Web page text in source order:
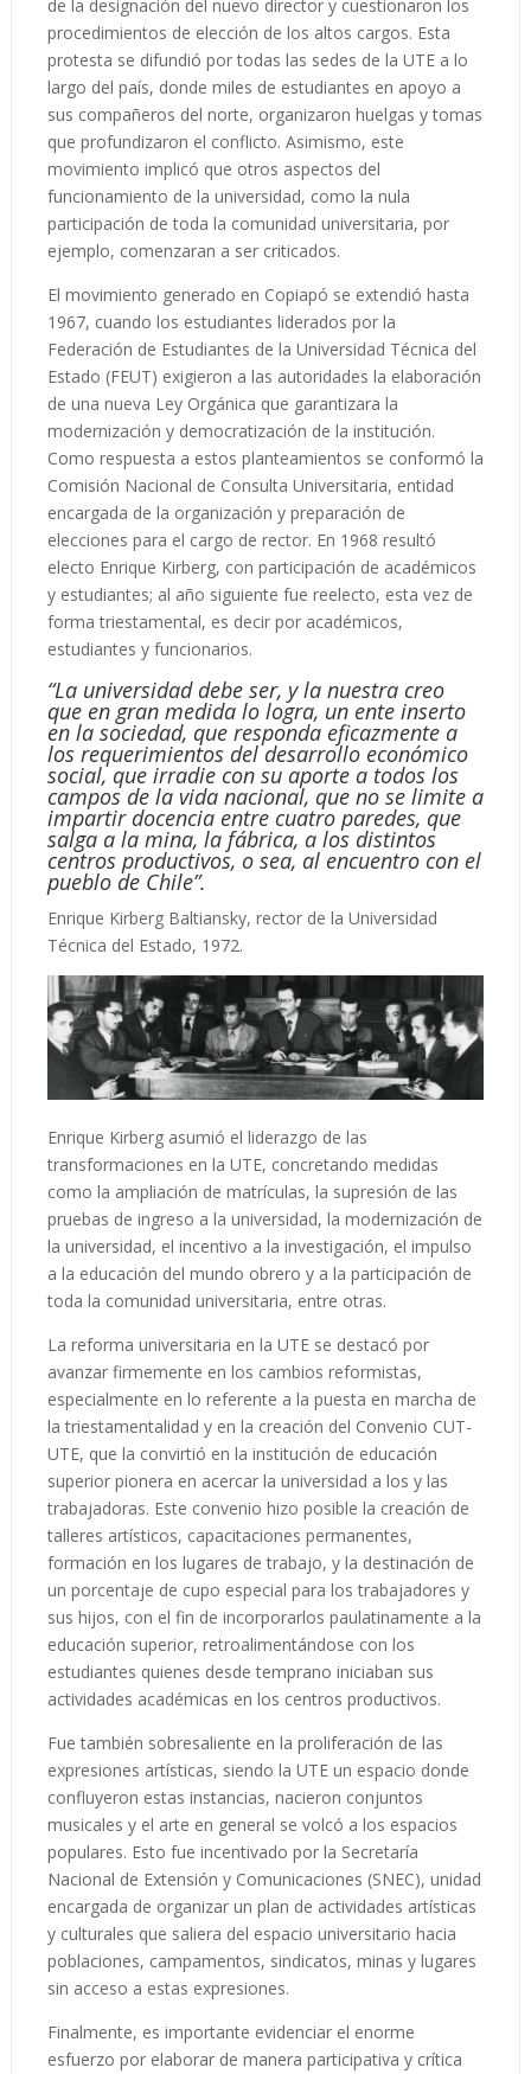
de la designación del nuevo director y cuestionaron los
procedimientos de elección de los altos cargos. Esta
protesta se difundió por todas las sedes de la UTE a lo
largo del país, donde miles de estudiantes en apoyo a
sus compañeros del norte, organizaron huelgas y tomas
que profundizaron el conflicto. Asimismo, este
movimiento implicó que otros aspectos del
funcionamiento de la universidad, como la nula
participación de toda la comunidad universitaria, por
ejemplo, comenzaran a ser criticados.
El movimiento generado en Copiapó se extendió hasta
1967, cuando los estudiantes liderados por la
Federación de Estudiantes de la Universidad Técnica del
Estado (FEUT) exigieron a las autoridades la elaboración
de una nueva Ley Orgánica que garantizara la
modernización y democratización de la institución.
Como respuesta a estos planteamientos se conformó la
Comisión Nacional de Consulta Universitaria, entidad
encargada de la organización y preparación de
elecciones para el cargo de rector. En 1968 resultó
electo Enrique Kirberg, con participación de académicos
y estudiantes; al año siguiente fue reelecto, esta vez de
forma triestamental, es decir por académicos,
estudiantes y funcionarios.
“La universidad debe ser, y la nuestra creo
que en gran medida lo logra, un ente inserto
en la sociedad, que responda eficazmente a
los requerimientos del desarrollo económico
social, que irradie con su aporte a todos los
campos de la vida nacional, que no se limite a
impartir docencia entre cuatro paredes, que
salga a la mina, la fábrica, a los distintos
centros productivos, o sea, al encuentro con el
pueblo de Chile”.
Enrique Kirberg Baltiansky, rector de la Universidad
Técnica del Estado, 1972.
Enrique Kirberg asumió el liderazgo de las
transformaciones en la UTE, concretando medidas
como la ampliación de matrículas, la supresión de las
pruebas de ingreso a la universidad, la modernización de
la universidad, el incentivo a la investigación, el impulso
a la educación del mundo obrero y a la participación de
toda la comunidad universitaria, entre otras.
La reforma universitaria en la UTE se destacó por
avanzar firmemente en los cambios reformistas,
especialmente en lo referente a la puesta en marcha de
la triestamentalidad y en la creación del Convenio CUT-
UTE, que la convirtió en la institución de educación
superior pionera en acercar la universidad a los y las
trabajadoras. Este convenio hizo posible la creación de
talleres artísticos, capacitaciones permanentes,
formación en los lugares de trabajo, y la destinación de
un porcentaje de cupo especial para los trabajadores y
sus hijos, con el fin de incorporarlos paulatinamente a la
educación superior, retroalimentándose con los
estudiantes quienes desde temprano iniciaban sus
actividades académicas en los centros productivos.
Fue también sobresaliente en la proliferación de las
expresiones artísticas, siendo la UTE un espacio donde
confluyeron estas instancias, nacieron conjuntos
musicales y el arte en general se volcó a los espacios
populares. Esto fue incentivado por la Secretaría
Nacional de Extensión y Comunicaciones (SNEC), unidad
encargada de organizar un plan de actividades artísticas
y culturales que saliera del espacio universitario hacia
poblaciones, campamentos, sindicatos, minas y lugares
sin acceso a estas expresiones.
Finalmente, es importante evidenciar el enorme
esfuerzo por elaborar de manera participativa y crítica